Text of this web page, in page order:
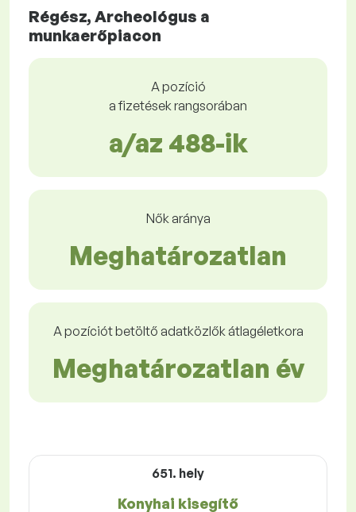
Régész, Archeológus a
munkaerőpiacon
A pozíció
a fizetések rangsorában
a/az 488-ik
Nők aránya
Meghatározatlan
A pozíciót betöltő adatközlők átlagéletkora
Meghatározatlan év
651. hely
Konyhai kisegítő